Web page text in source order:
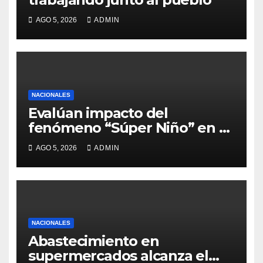
AGO 5, 2026 ADMIN
NACIONALES
Evalúan impacto del
fenómeno “Súper Niño” en el
sector agrícola
AGO 5, 2026 ADMIN
NACIONALES
Abastecimiento en
supermercados alcanza el